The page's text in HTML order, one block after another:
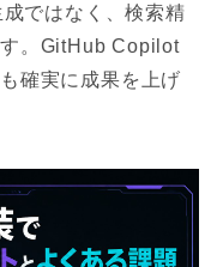
ではなく、検索精
。GitHub Copilot
確実に成果を上げ